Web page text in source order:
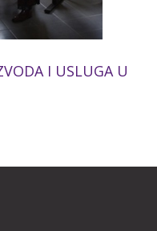
I USLUGA U